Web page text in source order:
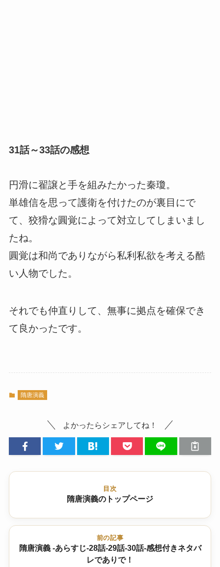
31話～33話の感想
円滑に翟譲と手を組みたかった秦瓊。
単雄信を思って護衛を付けたのが裏目にで
て、狡猾な圓覚によって対立してしまいまし
たね。
圓覚は和尚でありながら私利私欲を考える酷
い人物でした。
それでも仲直りして、無事に拠点を確保でき
て良かったです。
隋唐演義
よかったらシェアしてね！
目次
隋唐演義のトップページ
前の記事
隋唐演義 -あらすじ-28話-29話-30話-感想付きネタバ
レでありで！